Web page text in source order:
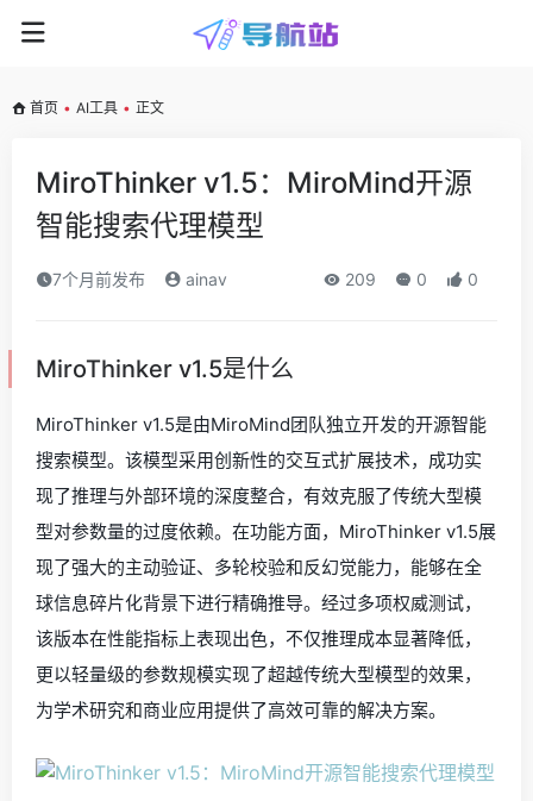
首页 • AI工具 • 正文
MiroThinker v1.5：MiroMind开源
智能搜索代理模型
7个月前发布 ainav 209 0 0
MiroThinker v1.5是什么
MiroThinker v1.5是由MiroMind团队独立开发的开源智能
搜索模型。该模型采用创新性的交互式扩展技术，成功实
现了推理与外部环境的深度整合，有效克服了传统大型模
型对参数量的过度依赖。在功能方面，MiroThinker v1.5展
现了强大的主动验证、多轮校验和反幻觉能力，能够在全
球信息碎片化背景下进行精确推导。经过多项权威测试，
该版本在性能指标上表现出色，不仅推理成本显著降低，
更以轻量级的参数规模实现了超越传统大型模型的效果，
为学术研究和商业应用提供了高效可靠的解决方案。